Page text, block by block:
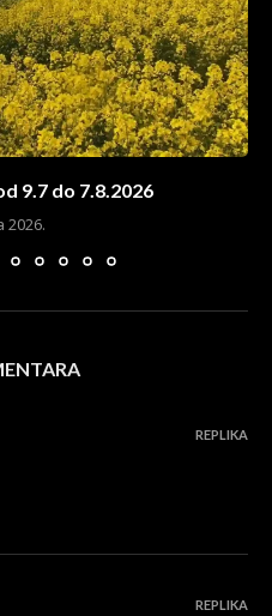
9.7 do 7.8.2026
2026.
REPLIKA
REPLIKA